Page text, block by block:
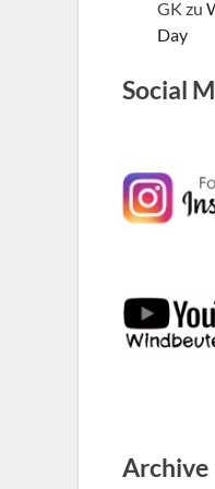
GK zu
Day
Social
Archive